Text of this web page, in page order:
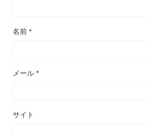
名前 *
メール *
サイト